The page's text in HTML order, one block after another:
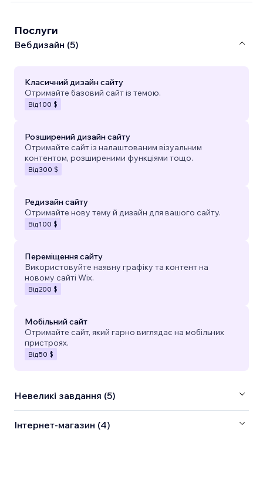
Послуги
Вебдизайн (5)
Класичний дизайн сайту
Отримайте базовий сайт із темою.
Від 100 $
Розширений дизайн сайту
Отримайте сайт із налаштованим візуальним
контентом, розширеними функціями тощо.
Від300 $
Редизайн сайту
Отримайте нову тему й дизайн для вашого сайту.
Від 100 $
Переміщення сайту
Використовуйте наявну графіку та контент на
новому сайті Wix.
Від200 $
Мобільний сайт
Отримайте сайт, який гарно виглядає на мобільних
пристроях.
Від50 $
Невеликі завдання (5)
Інтернет-магазин (4)